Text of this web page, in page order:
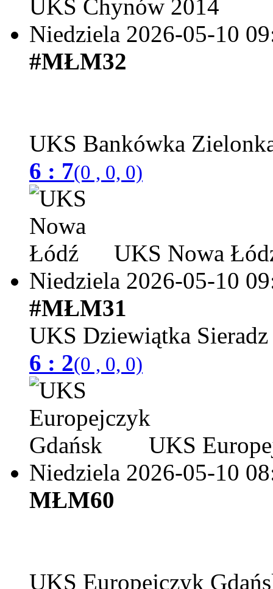
UKS Chynów 2014
Niedziela 2026-05-10
#MŁM32
UKS Bankówka
6 : 7(0 , 0, 0)
UKS Nowa
Niedziela 2026-05-10
#MŁM31
UKS Dziewiątka Sieradz
6 : 2(0 , 0, 0)
UKS
Niedziela 2026-05-10
MŁM60
UKS Europejczyk